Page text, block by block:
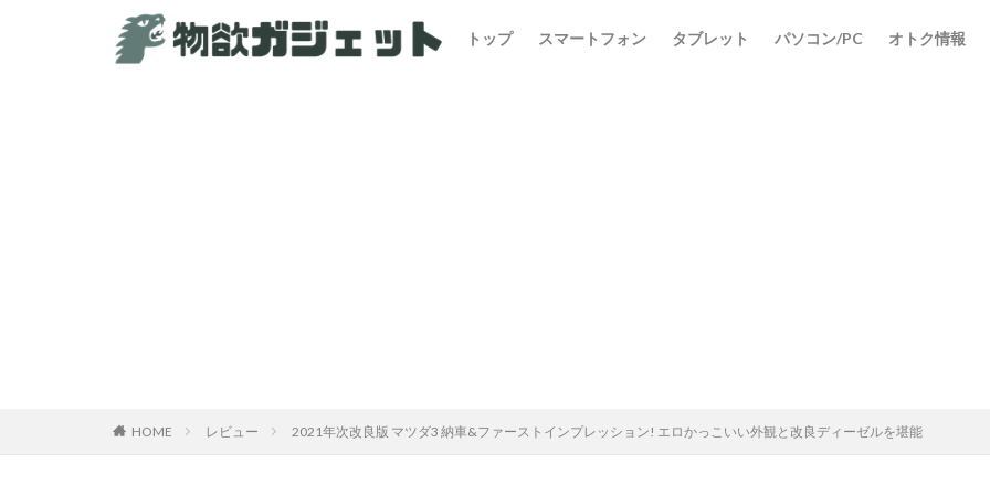
トップ スマートフォン タブレット パソコン/PC オトク情報
HOME レビュー 2021年次改良版 マツダ3 納車&ファーストインプレッション! エロかっこいい外観と改良ディーゼルを堪能